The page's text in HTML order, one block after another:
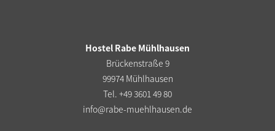
Hostel Rabe Mühlhausen
Brückenstraße 9
99974 Mühlhausen
Tel. +49 3601 49 80
info@rabe-muehlhausen.de